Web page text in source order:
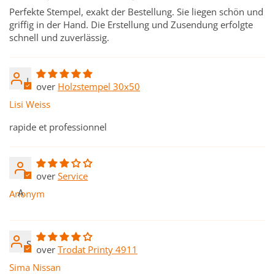
Perfekte Stempel, exakt der Bestellung. Sie liegen schön und
griffig in der Hand. Die Erstellung und Zusendung erfolgte
schnell und zuverlässig.
L
Holzstempel 30x50
Lisi Weiss
rapide et professionnel
A
Service
Anonym
S
Trodat Printy 4911
Sima Nissan